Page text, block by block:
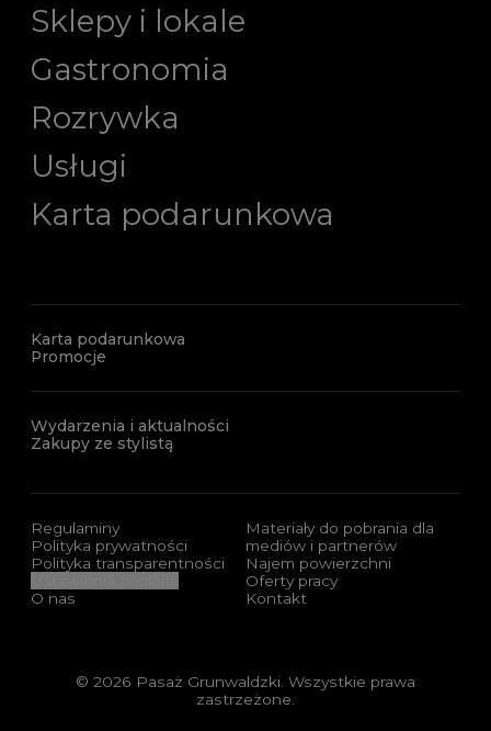
Sklepy i lokale
Gastronomia
Rozrywka
Usługi
Karta podarunkowa
Karta podarunkowa
Promocje
Wydarzenia i aktualności
Zakupy ze stylistą
Regulaminy
Polityka prywatności
Polityka transparentności
O nas
Materiały do pobrania dla
mediów i partnerów
Najem powierzchni
Oferty pracy
Kontakt
© 2026 Pasaż Grunwaldzki. Wszystkie prawa
zastrzeżone.